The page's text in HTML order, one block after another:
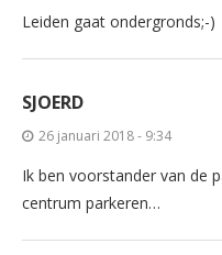
Leiden gaat ondergronds;-)
SJOERD
26 januari 2018 - 9:34
Ik ben voorstander van de
centrum parkeren…